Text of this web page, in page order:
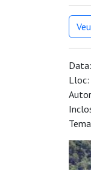
Data:
Lloc: